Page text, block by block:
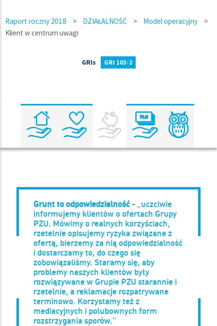
Raport roczny 2018 > DZIAŁALNOŚĆ > Model operacyjny
>
Klient w centrum uwagi
GRIs GRI 103-2
Grunt to odpowiedzialność- „uczciwie
informujemy klientów o ofertach Grupy
PZU. Mówimy o realnych korzyściach,
rzetelnie opisujemy ryzyka związane z
ofertą, bierzemy za nią odpowiedzialność
i dostarczamy to, do czego się
zobowiązaliśmy. Staramy się, aby
problemy naszych klientów były
rozwiązywane w Grupie PZU starannie i
rzetelnie, a reklamacje rozpatrywane
terminowo. Korzystamy też z
mediacyjnych i polubownych form
rozstrzygania sporów.”